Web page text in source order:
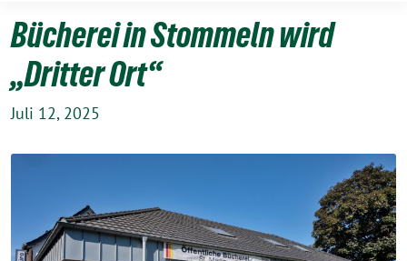
Bücherei in Stommeln wird
„Dritter Ort“
Juli 12, 2025